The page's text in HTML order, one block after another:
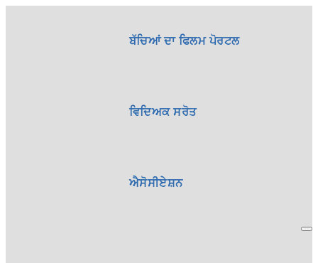
ਬੱਚਿਆਂ ਦਾ ਫਿਲਮ ਪੋਰਟਲ
ਵਿਦਿਅਕ ਸਰੋਤ
ਐਸੋਸੀਏਸ਼ਨ